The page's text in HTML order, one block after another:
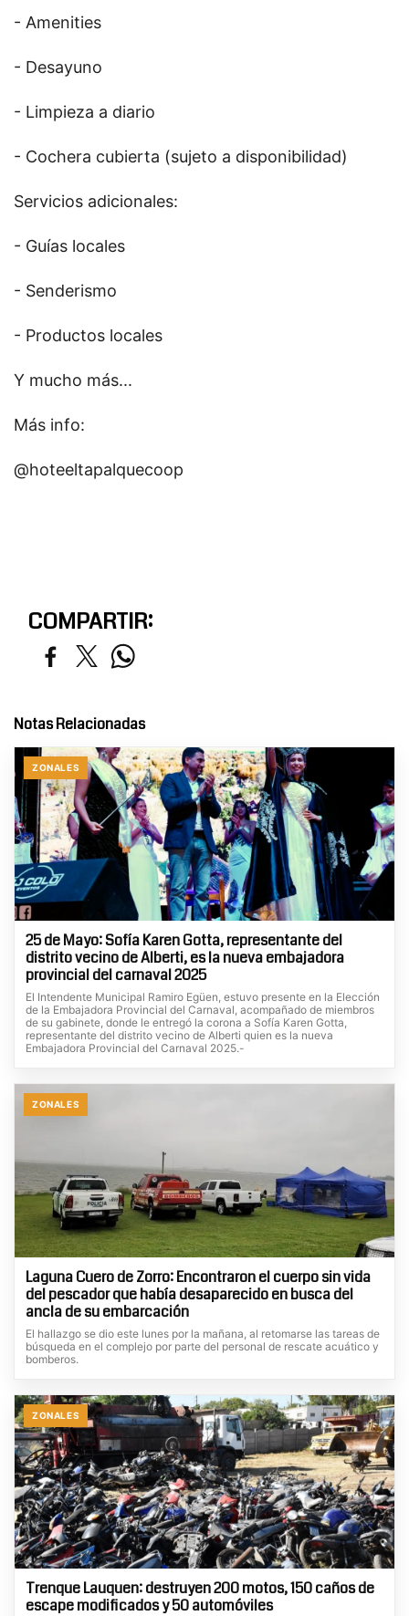
- Amenities
- Desayuno
- Limpieza a diario
- Cochera cubierta (sujeto a disponibilidad)
Servicios adicionales:
- Guías locales
- Senderismo
- Productos locales
Y mucho más...
Más info:
@hoteeltapalquecoop
COMPARTIR:
Notas Relacionadas
ZONALES
25 de Mayo: Sofía Karen Gotta, representante del
distrito vecino de Alberti, es la nueva embajadora
provincial del carnaval 2025
El Intendente Municipal Ramiro Egüen, estuvo presente en la Elección
de la Embajadora Provincial del Carnaval, acompañado de miembros
de su gabinete, donde le entregó la corona a Sofía Karen Gotta,
representante del distrito vecino de Alberti quien es la nueva
Embajadora Provincial del Carnaval 2025.-
ZONALES
Laguna Cuero de Zorro: Encontraron el cuerpo sin vida
del pescador que había desaparecido en busca del
ancla de su embarcación
El hallazgo se dio este lunes por la mañana, al retomarse las tareas de
búsqueda en el complejo por parte del personal de rescate acuático y
bomberos.
ZONALES
Trenque Lauquen: destruyen 200 motos, 150 caños de
escape modificados y 50 automóviles